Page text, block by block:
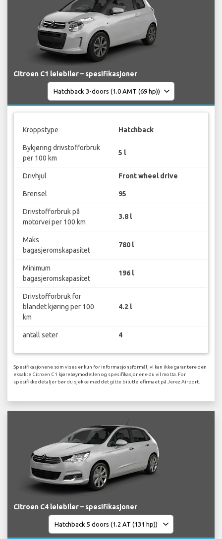
Citroen C1 leiebiler – spesifikasjoner
Kroppstype Hatchback
Bykjøring drivstofforbruk
per 100 km
5 l
Drivhjul Front wheel drive
Brensel 95
Drivstofforbruk på
motorvei per 100 km
3.8 l
Maks
bagasjeromskapasitet
780 l
Minimum
bagasjeromskapasitet
196 l
Drivstofforbruk for
blandet kjøring per 100
km
4.2 l
antall seter 4
Spesifikasjonene som vises er kun for informasjonsformål, vi kan ikke garantere den
eksakte Citroen C1 kjøretøymodellen og spesifikasjonene du vil motta. For
spesifikke detaljer bør du sjekke med det gitte bilutleiefirmaet på Jerez Airport.
Citroen C4 leiebiler – spesifikasjoner